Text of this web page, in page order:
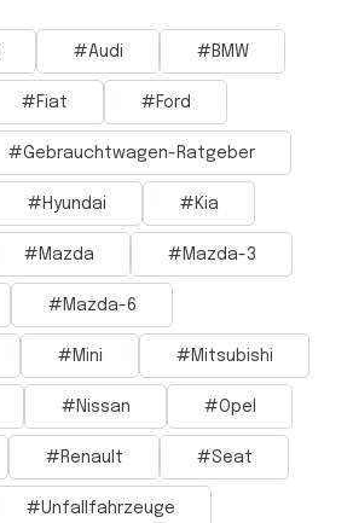
Audi BMW
Fiat Ford
Gebrauchtwagen-Ratgeber
Hyundai Kia
Mazda Mazda-3
Mazda-6
Mini Mitsubishi
Nissan Opel
Renault Seat
Unfallfahrzeuge